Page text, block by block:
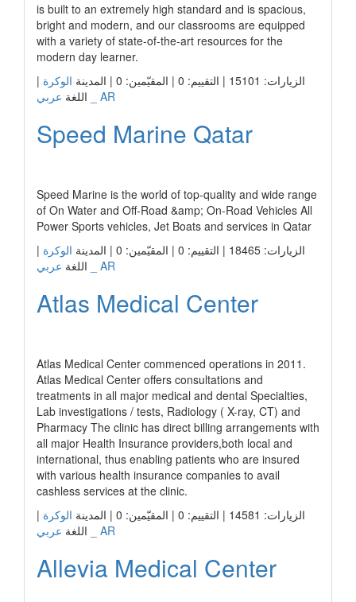
is built to an extremely high standard and is spacious,
bright and modern, and our classrooms are equipped
with a variety of state-of-the-art resources for the
modern day learner.
الزيارات: 15101 | التقييم: 0 | المقيّمين: 0 | المدينة
الوكرة |
اللغة عربي _ AR
Speed Marine Qatar
Speed Marine is the world of top-quality and wide range
of On Water and Off-Road &amp; On-Road Vehicles All
Power Sports vehicles, Jet Boats and services in Qatar
الزيارات: 18465 | التقييم: 0 | المقيّمين: 0 | المدينة
الوكرة |
اللغة عربي _ AR
Atlas Medical Center
Atlas Medical Center commenced operations in 2011.
Atlas Medical Center offers consultations and
treatments in all major medical and dental Specialties,
Lab investigations / tests, Radiology ( X-ray, CT) and
Pharmacy The clinic has direct billing arrangements with
all major Health Insurance providers,both local and
international, thus enabling patients who are insured
with various health insurance companies to avail
cashless services at the clinic.
الزيارات: 14581 | التقييم: 0 | المقيّمين: 0 | المدينة
الوكرة |
اللغة عربي _ AR
Allevia Medical Center